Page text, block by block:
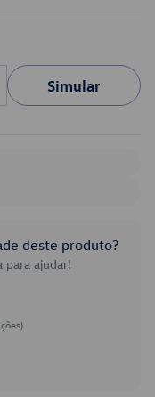
Simular
deste produto?
para ajudar!